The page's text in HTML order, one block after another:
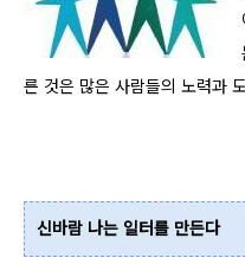
른 것은 많은 사람들의 노력과
신바람 나는 일터를 만든다